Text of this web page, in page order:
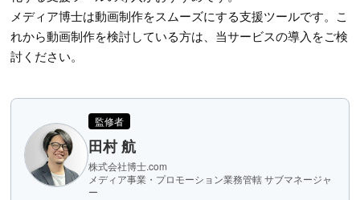
メディア博士は動画制作をスムーズにする支援ツールです。こ
れから動画制作を検討している方は、当サービスの導入をご検
討ください。
監修者
田村 航
株式会社博士.com
メディア事業・プロモーション業務管轄 サブマネージャ
ー